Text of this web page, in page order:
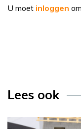
U moet inloggen
Lees ook